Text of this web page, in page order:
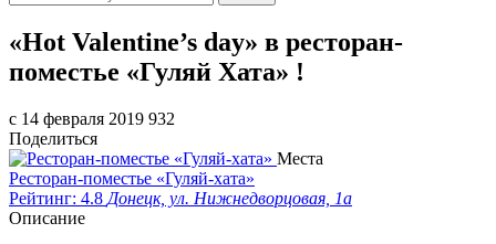
«Hot Valentine’s day» в ресторан-
поместье «Гуляй Хата» !
c 14 февраля 2019 932
Поделиться
Места
Ресторан-поместье «Гуляй-хата»
Рейтинг: 4.8 Донецк, ул. Нижнедворцовая, 1а
Описание